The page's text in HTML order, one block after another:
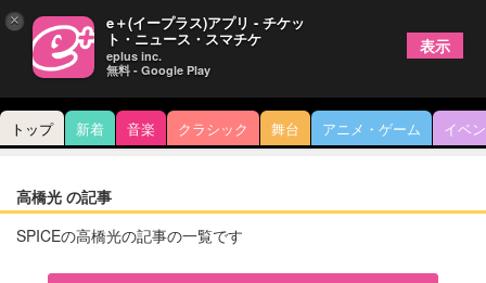
トップ 新着 音楽 クラシック 舞台 アニメ・ゲーム イベ
高橋光 の記事
SPICEの高橋光の記事の一覧です
× e＋(イープラス)アプリ - チケッ
ト・ニュース・スマチケ
eplus inc.
無料 - Google Play
表示